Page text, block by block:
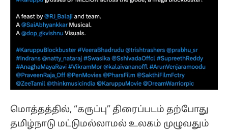
மொத்தத்தில், “கருப்பு” திரைப்படம் தற்போது
தமிழ்நாடு மட்டுமல்லாமல் உலகம் முழுவதும்